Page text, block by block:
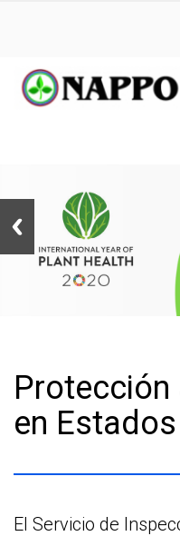
en
El Servicio de